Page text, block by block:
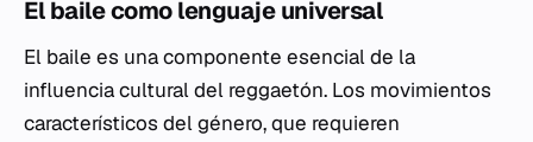
El baile como lenguaje universal
El baile es una componente esencial de la
influencia cultural del reggaetón. Los movimientos
característicos del género, que requieren